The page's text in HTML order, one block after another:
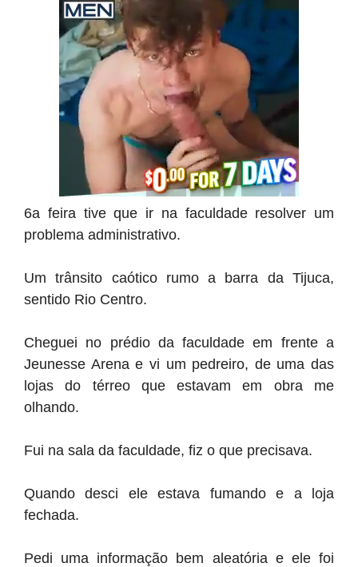
6a feira tive que ir na faculdade resolver um
problema administrativo.
Um trânsito caótico rumo a barra da Tijuca,
sentido Rio Centro.
Cheguei no prédio da faculdade em frente a
Jeunesse Arena e vi um pedreiro, de uma das
lojas do térreo que estavam em obra me
olhando.
Fui na sala da faculdade, fiz o que precisava.
Quando desci ele estava fumando e a loja
fechada.
Pedi uma informação bem aleatória e ele foi